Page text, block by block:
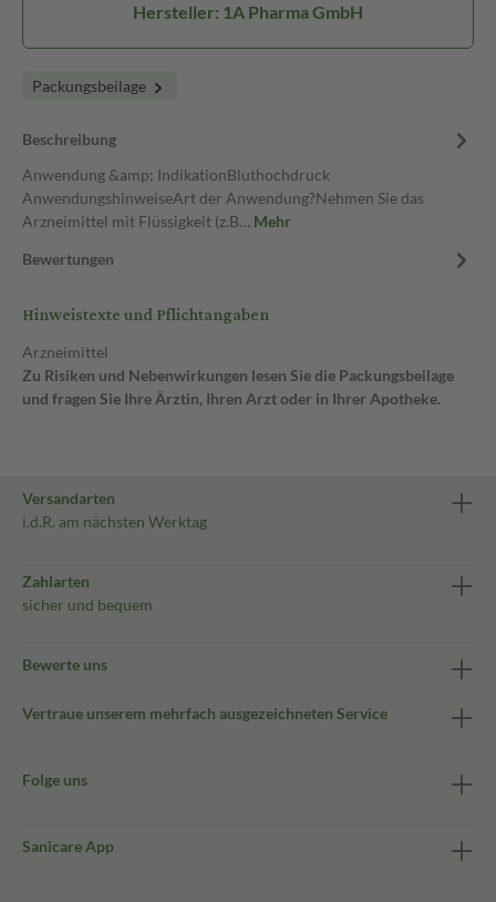
Hersteller: 1A Pharma GmbH
Packungsbeilage
Beschreibung
Anwendung &amp; IndikationBluthochdruck
AnwendungshinweiseArt der Anwendung?Nehmen Sie das
Arzneimittel mit Flüssigkeit (z.B… Mehr
Bewertungen
Hinweistexte und Pflichtangaben
Arzneimittel
Zu Risiken und Nebenwirkungen lesen Sie die Packungsbeilage
und fragen Sie Ihre Ärztin, Ihren Arzt oder in Ihrer Apotheke.
Versandarten
i.d.R. am nächsten Werktag
Zahlarten
sicher und bequem
Bewerte uns
Vertraue unserem mehrfach ausgezeichneten Service
Folge uns
Sanicare App